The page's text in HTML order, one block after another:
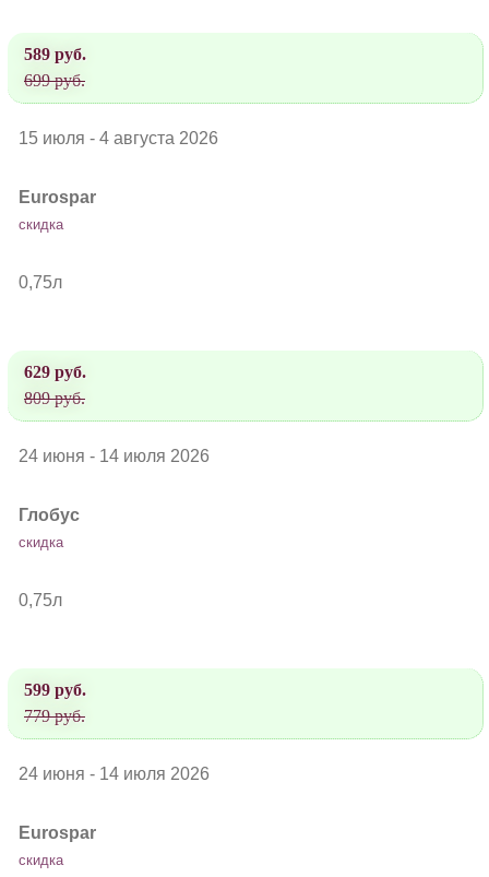
589 руб.
699 руб.
15 июля - 4 августа 2026
Eurospar
скидка
0,75л
629 руб.
809 руб.
24 июня - 14 июля 2026
Глобус
скидка
0,75л
599 руб.
779 руб.
24 июня - 14 июля 2026
Eurospar
скидка